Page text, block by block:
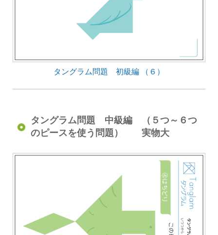
タングラム問題 初級編 （６）
タングラム問題 中級編 （５つ～６つ
のピースを使う問題） 実物大